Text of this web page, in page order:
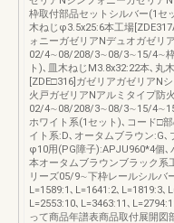
枠取付部品セットシルバー(1セ
木ねじφ3.5x25:6本工場
ォニーガゼリアNデュオガゼリ
02/4∼08/208/3∼08/3∼15/4∼枠
ト)､皿木ねじM3.8x32:22本､丸
[ZDE□316]ガゼリアガゼリアN
火戸ガゼリアNアルミタイプ防
02/4∼08/208/3∼08/3∼15/
ホワイト系(1セット)､コード□
イト系:D､オータムブラウン:G
φ10用(PG障子):APJU960*4個､
本オータムブラウンブラック系
リーズ05/9∼下枠レールシルバ
L=1589:1､L=1641:2､L=1819:3､
L=2553:10､L=3463:11､
って商品年譜表商品取付展開図